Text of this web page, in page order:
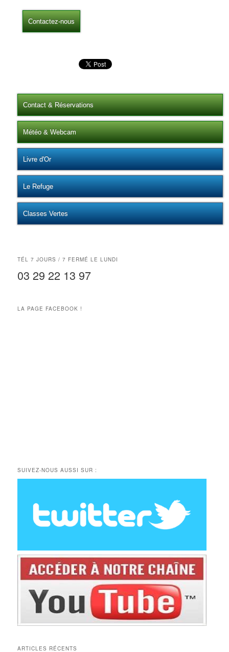
Contactez-nous
Contact & Réservations
Météo & Webcam
Livre d'Or
Le Refuge
Classes Vertes
TÉL 7 JOURS / 7 FERMÉ LE LUNDI
03 29 22 13 97
LA PAGE FACEBOOK !
SUIVEZ-NOUS AUSSI SUR :
ARTICLES RÉCENTS